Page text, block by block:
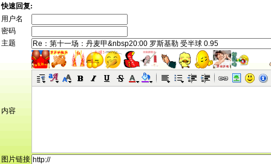
快速回复:
用户名
密码
主题
内容
图片链接